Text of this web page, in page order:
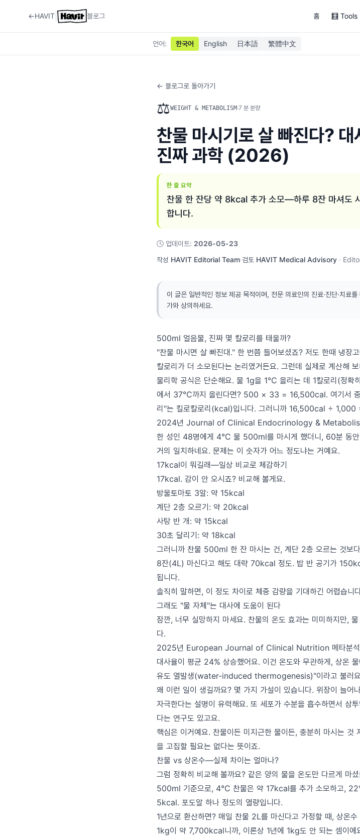
←HAVIT 블로그 홈 🧮 Tools
언어: 한국어 English 日本語 繁體中文
← 블로그로 돌아가기
⚖️WEIGHT & METABOLISM·7 분 분량
찬물 마시기로 살 빠진다? 대
진짜 과학 (2026)
한 줄 요약
찬물 한 잔당 약 8kcal 추가 소모—하루 8잔 마셔도
합니다.
🕓 업데이트: 2026-05-23
작성 HAVIT Editorial Team·검토 HAVIT Medical Advisory ·
이 글은 일반적인 정보 제공 목적이며, 전문 의료인의 진료·진단·치료
가와 상의하세요.
500ml 얼음물, 진짜 몇 칼로리를 태울까?
"찬물 마시면 살 빠진대." 한 번쯤 들어보셨죠? 저도 한때 냉장
칼로리가 더 소모된다는 논리였거든요. 그런데 실제로 계산해
물리학 공식은 단순해요. 물 1g을 1°C 올리는 데 1칼로리(정
에서 37°C까지 올린다면? 500 × 33 = 16,500cal. 여기서 중
리"는 킬로칼로리(kcal)입니다. 그러니까 16,500cal ÷
2024년 Journal of Clinical Endocrinology & Metabolism
한 성인 48명에게 4°C 물 500ml를 마시게 했더니, 60분 동
거의 일치하네요. 문제는 이 숫자가 어느 정도냐는 거예요.
17kcal이 뭐길래—일상 비교로 체감하기
17kcal. 감이 안 오시죠? 비교해 볼게요.
방울토마토 3알: 약 15kcal
계단 2층 오르기: 약 20kcal
사탕 반 개: 약 15kcal
30초 달리기: 약 18kcal
그러니까 찬물 500ml 한 잔 마시는 건, 계단 2층 오르는 것보
8잔(4L) 마신다고 해도 대략 70kcal 정도. 밥 반 공기가
됩니다.
솔직히 말하면, 이 정도 차이로 체중 감량을 기대하긴 어렵습니
그래도 "물 자체"는 대사에 도움이 된다
잠깐, 너무 실망하지 마세요. 찬물의 온도 효과는 미미하지만,
다.
2025년 European Journal of Clinical Nutrition 메타분석
대사율이 평균 24% 상승했어요. 이건 온도와 무관하게, 상온
유도 열발생(water-induced thermogenesis)"이라고 불러
왜 이런 일이 생길까요? 몇 가지 가설이 있습니다. 위장이 늘어
자극한다는 설명이 유력해요. 또 세포가 수분을 흡수하면서 삼
다는 연구도 있고요.
핵심은 이거예요. 찬물이든 미지근한 물이든, 충분히 마시는 것
을 고집할 필요는 없다는 뜻이죠.
찬물 vs 상온수—실제 차이는 얼마나?
그럼 정확히 비교해 볼까요? 같은 양의 물을 온도만 다르게 마
500ml 기준으로, 4°C 찬물은 약 17kcal를 추가 소모하고,
5kcal. 포도알 하나 정도의 열량입니다.
1년으로 환산하면? 매일 찬물 2L를 마신다고 가정할 때, 상온
1kg이 약 7,700kcal니까, 이론상 1년에 1kg도 안 되는 셈이에